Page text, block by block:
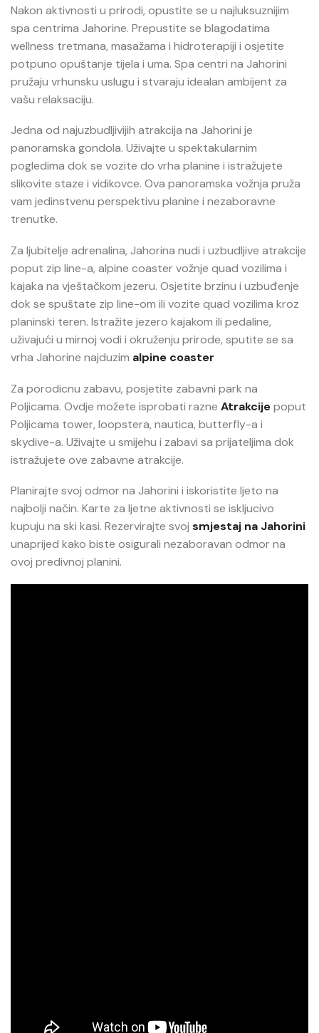
Nakon aktivnosti u prirodi, opustite se u najluksuznijim
spa centrima Jahorine. Prepustite se blagodatima
wellness tretmana, masažama i hidroterapiji i osjetite
potpuno opuštanje tijela i uma. Spa centri na Jahorini
pružaju vrhunsku uslugu i stvaraju idealan ambijent za
vašu relaksaciju.
Jedna od najuzbudljivijih atrakcija na Jahorini je
panoramska gondola. Uživajte u spektakularnim
pogledima dok se vozite do vrha planine i istražujete
slikovite staze i vidikovce. Ova panoramska vožnja pruža
vam jedinstvenu perspektivu planine i nezaboravne
trenutke.
Za ljubitelje adrenalina, Jahorina nudi i uzbudljive atrakcije
poput zip line-a, alpine coaster vožnje quad vozilima i
kajaka na vještačkom jezeru. Osjetite brzinu i uzbuđenje
dok se spuštate zip line-om ili vozite quad vozilima kroz
planinski teren. Istražite jezero kajakom ili pedaline,
uživajući u mirnoj vodi i okruženju prirode, sputite se sa
vrha Jahorine najduzim alpine coaster
Za porodicnu zabavu, posjetite zabavni park na
Poljicama. Ovdje možete isprobati razne Atrakcijepoput
Poljicama tower, loopstera, nautica, butterfly-a i
skydive-a. Uživajte u smijehu i zabavi sa prijateljima dok
istražujete ove zabavne atrakcije.
Planirajte svoj odmor na Jahorini i iskoristite ljeto na
najbolji način. Karte za ljetne aktivnosti se iskljucivo
kupuju na ski kasi. Rezervirajte svoj smjestaj na Jahorini
unaprijed kako biste osigurali nezaboravan odmor na
ovoj predivnoj planini.